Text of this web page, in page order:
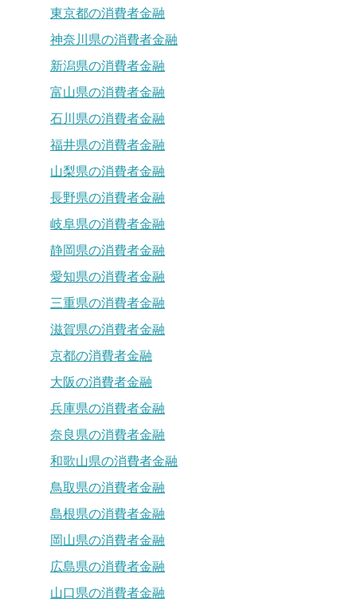
東京都の消費者金融
神奈川県の消費者金融
新潟県の消費者金融
富山県の消費者金融
石川県の消費者金融
福井県の消費者金融
山梨県の消費者金融
長野県の消費者金融
岐阜県の消費者金融
静岡県の消費者金融
愛知県の消費者金融
三重県の消費者金融
滋賀県の消費者金融
京都の消費者金融
大阪の消費者金融
兵庫県の消費者金融
奈良県の消費者金融
和歌山県の消費者金融
鳥取県の消費者金融
島根県の消費者金融
岡山県の消費者金融
広島県の消費者金融
山口県の消費者金融